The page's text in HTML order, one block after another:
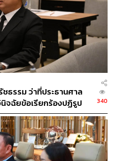
รรม ว่าที่ประธานศาล
จฉัยข้อเรียกร้องปฏิรูป
340